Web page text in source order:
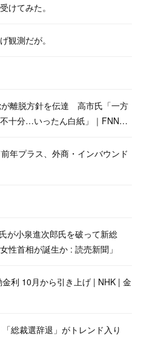
けてみた。
観測だが。
が離脱方針を伝達 高市氏「一方
十分…いったん白紙」｜FNN…
年プラス、外商・インバウンド
が小泉進次郎氏を破って新総
性首相が誕生か : 読売新聞」
金利 10月から引き上げ | NHK | 金
「総裁選辞退」がトレンド入り